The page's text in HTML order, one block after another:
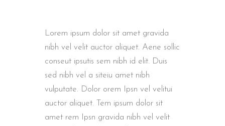
Lorem ipsum dolor sit amet gravida
nibh vel velit auctor aliquet. Aene sollic
conseut ipsutis sem nibh id elit. Duis
sed nibh vel a siteiu amet nibh
vulputate. Dolor orem Ipsn vel velitui
auctor aliquet. Tem ipsum dolor sit
amet rem Ipsn gravida nibh vel velit